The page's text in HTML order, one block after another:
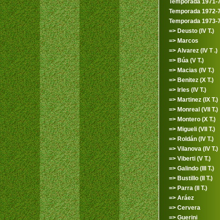
Temporada 1971-
Temporada 1972-
Temporada 1973-
=> Deusto (IV T.)
=> Marcos
=> Alvarez (IV T .)
=> Búa (V T.)
=> Macias (IV T.)
=> Benitez (X T.)
=> Irles (IV T.)
=> Martinez (IX T.)
=> Monreal (VII T.)
=> Montero (X T.)
=> Migueli (VII T.)
=> Roldán (IV T.)
=> Vilanova (IV T.)
=> Viberti (V T.)
=> Galindo (III T.)
=> Bustillo (II T.)
=> Parra (II T.)
=> Aráez
=> Cervera
=> Guerini